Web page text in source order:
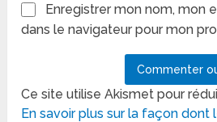
Enregistrer mon nom, mon
dans le navigateur pour mon
Ce site utilise Akismet pour
En savoir plus sur la façon dont